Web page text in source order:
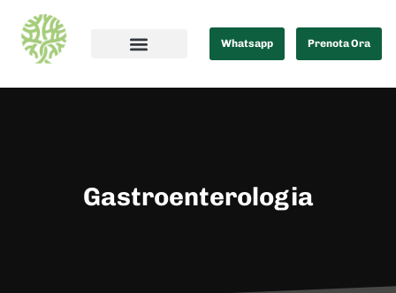
Whatsapp Prenota Ora
Gastroenterologia